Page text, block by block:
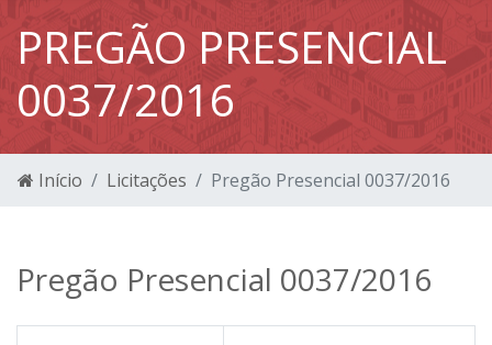
PREGÃO PRESENCIAL
0037/2016
Início Licitações Pregão Presencial 0037/2016
Pregão Presencial 0037/2016